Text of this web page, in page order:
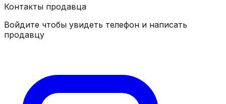
Контакты продавца
Войдите чтобы увидеть телефон и написать
продавцу